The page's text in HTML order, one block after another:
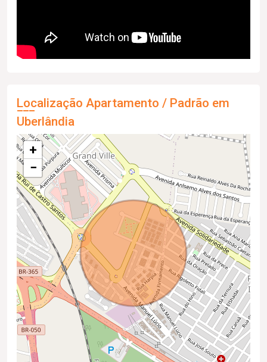
Localização Apartamento / Padrão em
Uberlândia
+
−